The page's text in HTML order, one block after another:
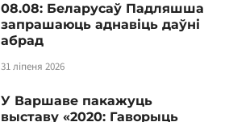
08.08: Беларусаў Падляшша
запрашаюць аднавіць даўні
абрад
31 ліпеня 2026
У Варшаве пакажуць
выставу «2020: Гаворыць